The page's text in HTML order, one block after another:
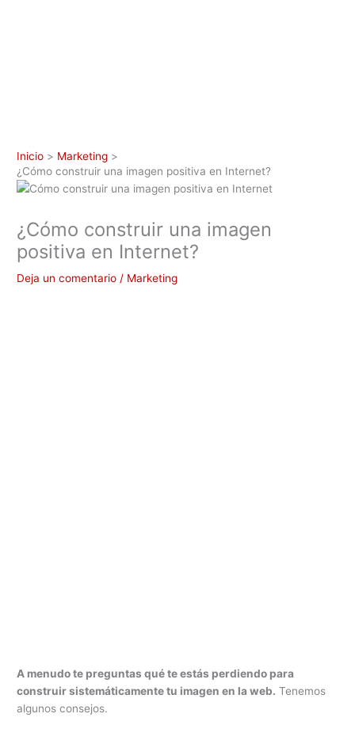
Inicio
Marketing
¿Cómo construir una imagen positiva en Internet?
¿Cómo construir una imagen
positiva en Internet?
Deja un comentario / Marketing
A menudo te preguntas qué te estás perdiendo para
construir sistemáticamente tu imagen en la web. Tenemos
algunos consejos.